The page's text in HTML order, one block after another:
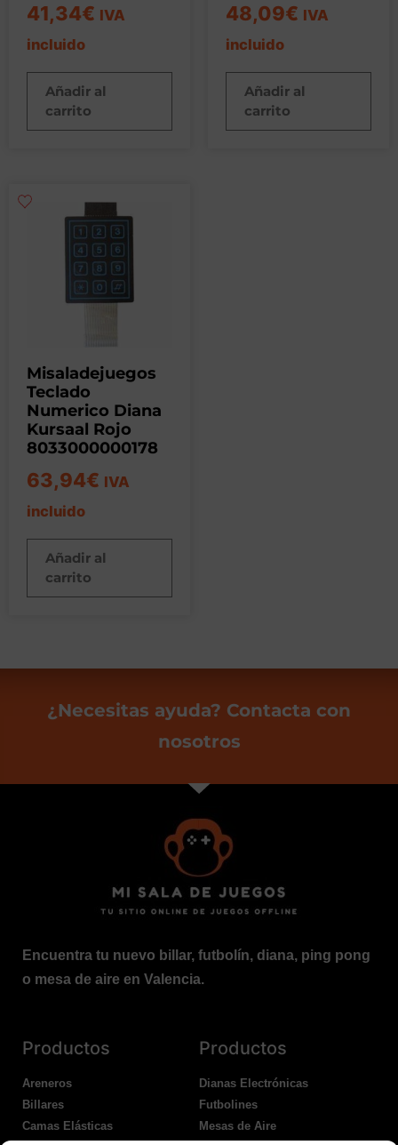
41,34€ IVA
incluido
Añadir al
carrito
48,09€ IVA
incluido
Añadir al
carrito
Misaladejuegos
Teclado
Numerico Diana
Kursaal Rojo
8033000000178
63,94€ IVA
incluido
Añadir al
carrito
¿Necesitas ayuda? Contacta con
nosotros
Encuentra tu nuevo billar, futbolín, diana, ping pong
o mesa de aire en Valencia.
Productos
Areneros
Billares
Camas Elásticas
Productos
Dianas Electrónicas
Futbolines
Mesas de Aire